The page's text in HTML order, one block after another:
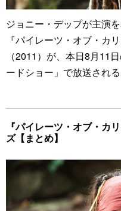
ジョニー・デップが主演
『パイレーツ・オブ・カ
（2011）が、本日8月11
ードショー」で放送される
『パイレーツ・オブ・カ
ズ【まとめ】